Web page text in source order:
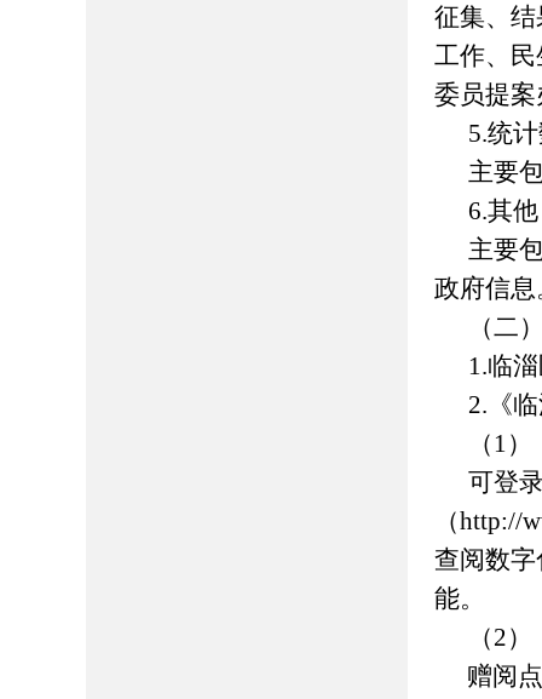
征集、
工作、
委员提
5.统
主要
6.其他
主要
政府信息
（二
1.临
2.《
（1
可登
（http://
查阅数
能。
（2
赠阅